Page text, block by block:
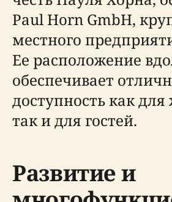
Paul Horn GmbH,
местного
Ее расположение
обеспечивает
доступность как
так и для гостей.
Развитие и